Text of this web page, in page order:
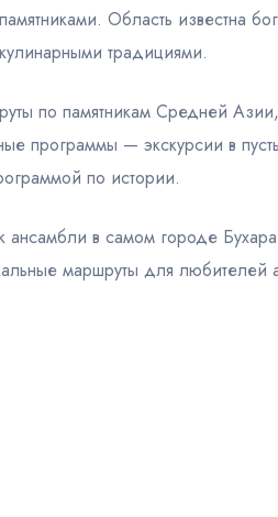
Область известна
традициями.
по памятникам Средней
программы — экскурсии в
по истории.
ансамбли в самом городе
маршруты для любителей